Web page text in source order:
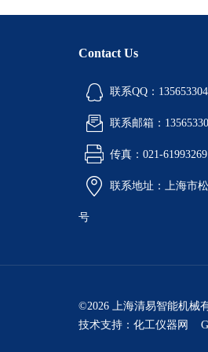
Contact Us
联系QQ：
联系邮箱：
传真：021-61993269
联系地址：上海市
号
©2026 上海清易智能机械
技术支持： 化工仪器网